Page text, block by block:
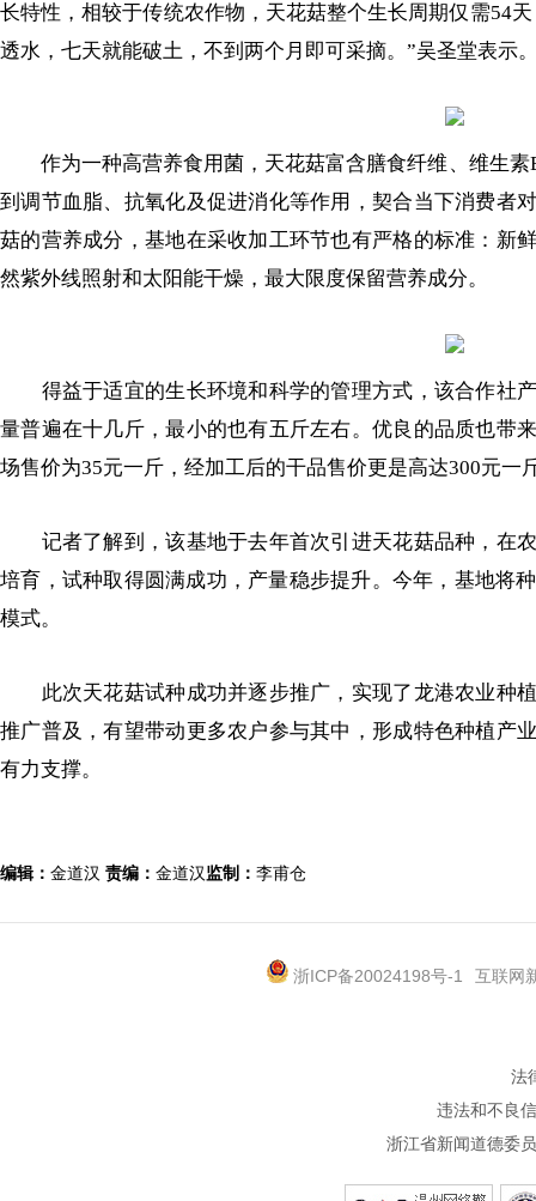
长特性，相较于传统农作物，天花菇整个生长周期仅需54
透水，七天就能破土，不到两个月即可采摘。”吴圣堂表示
作为一种高营养食用菌，天花菇富含膳食纤维、维生素
到调节血脂、抗氧化及促进消化等作用，契合当下消费者
菇的营养成分，基地在采收加工环节也有严格的标准：新
然紫外线照射和太阳能干燥，最大限度保留营养成分。
得益于适宜的生长环境和科学的管理方式，该合作社
量普遍在十几斤，最小的也有五斤左右。优良的品质也带
场售价为35元一斤，经加工后的干品售价更是高达300元一
记者了解到，该基地于去年首次引进天花菇品种，在
培育，试种取得圆满成功，产量稳步提升。今年，基地将
模式。
此次天花菇试种成功并逐步推广，实现了龙港农业种
推广普及，有望带动更多农户参与其中，形成特色种植产
有力支撑。
编辑： 金道汉 责编： 金道汉监制： 李甫仓
浙ICP备20024198号-1 互联网
法
违法和不良
浙江省新闻道德委